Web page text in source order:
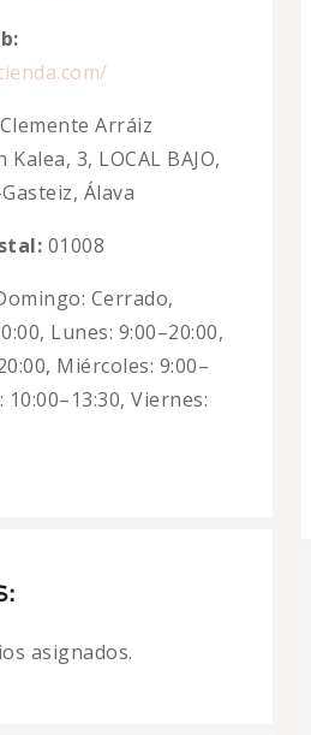
Clemente Arráiz
3, LOCAL BAJO,
Álava
01008
Cerrado,
Lunes: 9:00–20:00,
Miércoles: 9:00–
10:00–13:30, Viernes:
asignados.